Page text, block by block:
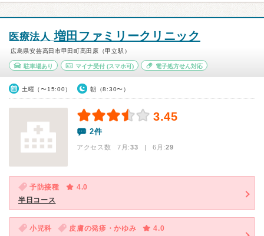
医療法人増田ファミリークリニック
広島県安芸高田市甲田町高田原（甲立駅）
駐車場あり マイナ受付(スマホ可) 電子処方せん対応
土曜（〜15:00） 朝（8:30〜）
3.45
2件
アクセス数 7月:33 | 6月:29
予防接種
4.0
半日コース
小児科 皮膚の発疹・かゆみ
4.0